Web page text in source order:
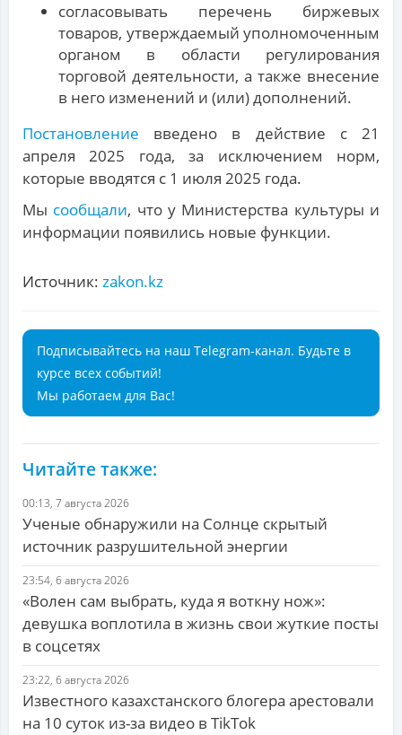
согласовывать перечень биржевых
товаров, утверждаемый уполномоченным
органом в области регулирования
торговой деятельности, а также внесение
в него изменений и (или) дополнений.
Постановление введено в действие с 21
апреля 2025 года, за исключением норм,
которые вводятся с 1 июля 2025 года.
Мы сообщали, что у Министерства культуры и
информации появились новые функции.
Источник: zakon.kz
Подписывайтесь на наш Telegram-канал. Будьте в
курсе всех событий!
Мы работаем для Вас!
Читайте также:
00:13, 7 августа 2026
Ученые обнаружили на Солнце скрытый
источник разрушительной энергии
23:54, 6 августа 2026
«Волен сам выбрать, куда я воткну нож»:
девушка воплотила в жизнь свои жуткие посты
в соцсетях
23:22, 6 августа 2026
Известного казахстанского блогера арестовали
на 10 суток из-за видео в TikTok